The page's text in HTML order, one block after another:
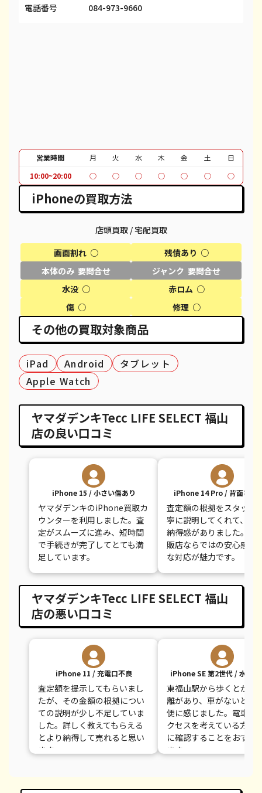
iPhone 13 Pro
iPhone SE 2
iPhone 11
iPhone 11 Pro
iPhone XR
iPhone XS
iPhone XS Max
iPhone X
iPhone 8
iPhone 7 Plus
都度見積(非公開)
都度見積(非公開)
都度見積(非公開)
都度見積(非公開)
都度見積(非公開)
都度見積(非公開)
都度見積(非公開)
都度見積(非公開)
都度見積(非公開)
都度見積(非公開)
都度見積(非公開)
¥12,100
¥30,100
¥18,100
¥20,600
¥26,100
¥12,100
電話番号 084-973-9660
営業時間 月 火 水 木 金 土
日
10:00~20:00
○ ○ ○ ○ ○ ○ ○
iPhoneの買取方法
店頭買取 / 宅配買取
画面割れ ○
残債あり ○
本体のみ 要問合せ
ジャンク 要問合せ
水没 ○
赤ロム ○
傷 ○
修理 ○
その他の買取対象商品
iPad Android
タブレット
Apple Watch
ヤマダデンキTecc LIFE SELECT 福山
店の良い口コミ
iPhone 15 / 小さい傷あり
ヤマダデンキのiPhone買取カ
ウンターを利用しました。査
定がスムーズに進み、短時間
で手続きが完了してとても満
足しています。
iPhone 14 Pro / 背面ひび
査定額の根拠をスタッフ
寧に説明してくれて、と
納得感がありました。家
販店ならではの安心感と
な対応が魅力です。
ヤマダデンキTecc LIFE SELECT 福山
店の悪い口コミ
iPhone 11 / 充電口不良
査定額を提示してもらいまし
たが、その金額の根拠につい
ての説明が少し不足していま
した。詳しく教えてもらえる
とより納得して売れると思い
ます。
iPhone SE 第2世代 / 水濡れ
東福山駅から歩くとかな
離があり、車がないと少
便に感じました。電車で
クセスを考えている方は
に確認することをおすす
ます。